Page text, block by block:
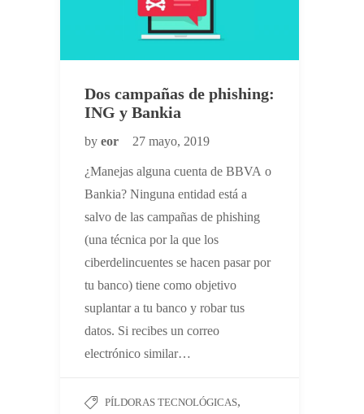
Dos campañas de phishing:
ING y Bankia
by eor 27 mayo, 2019
¿Manejas alguna cuenta de BBVA o
Bankia? Ninguna entidad está a
salvo de las campañas de phishing
(una técnica por la que los
ciberdelincuentes se hacen pasar por
tu banco) tiene como objetivo
suplantar a tu banco y robar tus
datos. Si recibes un correo
electrónico similar…
PÍLDORAS TECNOLÓGICAS,